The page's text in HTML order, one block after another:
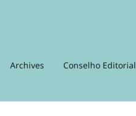
Archives Conselho Editorial